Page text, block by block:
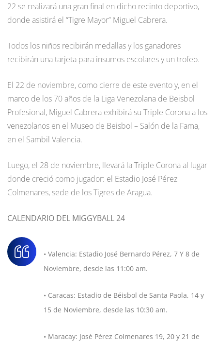
22 se realizará una gran final en dicho recinto deportivo,
donde asistirá el “Tigre Mayor” Miguel Cabrera.
Todos los niños recibirán medallas y los ganadores
recibirán una tarjeta para insumos escolares y un trofeo.
El 22 de noviembre, como cierre de este evento y, en el
marco de los 70 años de la Liga Venezolana de Beisbol
Profesional, Miguel Cabrera exhibirá su Triple Corona a los
venezolanos en el Museo de Beisbol – Salón de la Fama,
en el Sambil Valencia.
Luego, el 28 de noviembre, llevará la Triple Corona al lugar
donde creció como jugador: el Estadio José Pérez
Colmenares, sede de los Tigres de Aragua.
CALENDARIO DEL MIGGYBALL 24
• Valencia: Estadio José Bernardo Pérez, 7 Y 8 de
Noviembre, desde las 11:00 am.
• Caracas: Estadio de Béisbol de Santa Paola, 14 y
15 de Noviembre, desde las 10:30 am.
• Maracay: José Pérez Colmenares 19, 20 y 21 de